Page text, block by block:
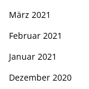
März 2021
Februar 2021
Januar 2021
Dezember 2020